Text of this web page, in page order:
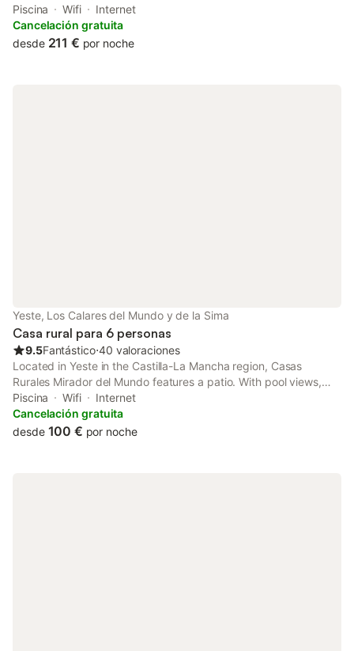
features an open-air bath. There is a sun terrace and guests
can make use of free WiFi and free private parking.
Piscina Wifi
Internet
Cancelación gratuita
desde 211 € por noche
Yeste, Los Calares del Mundo y de la Sima
Casa rural para 6 personas
9.5Fantástico⋅40 valoraciones
Located in Yeste in the Castilla-La Mancha region, Casas
Rurales Mirador del Mundo features a patio. With pool views,
this accommodation offers a balcony and a swimming pool.
Piscina Wifi
Internet
Cancelación gratuita
desde 100 € por noche